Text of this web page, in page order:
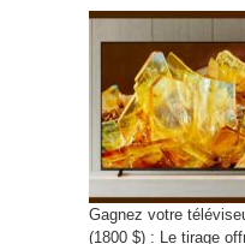
Gagnez votre
(1800 $) : Le tirage